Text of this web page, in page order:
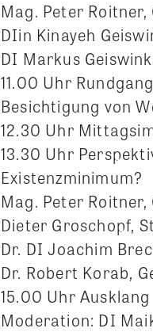
Mag. Peter
DIin Kinayeh
DI Markus
11.00 Uhr
Besichtigung von
12.30 Uhr
13.30 Uhr
Existenzminimum?
Mag. Peter
Dieter Groschopf,
Dr. DI Joachim
Dr. Robert Korab,
15.00 Uhr Ausklang
Moderation: DI